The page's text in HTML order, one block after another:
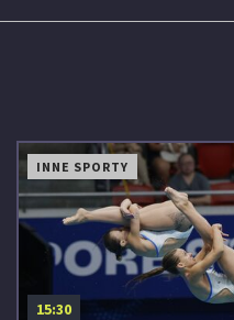
INNE SPORTY
15:30